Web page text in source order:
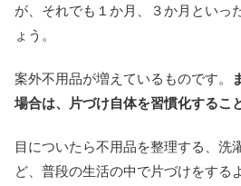
が、それでも１か月、３か月といっ
ょう。
案外不用品が増えているものです。
場合は、片づけ自体を習慣化するこ
目についたら不用品を整理する、洗
ど、普段の生活の中で片づけをする